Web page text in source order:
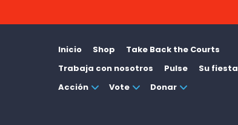
Inicio Shop
Take Back the Courts
Trabaja con nosotros
Pulse
Su fiesta
Acción
Vote Donar